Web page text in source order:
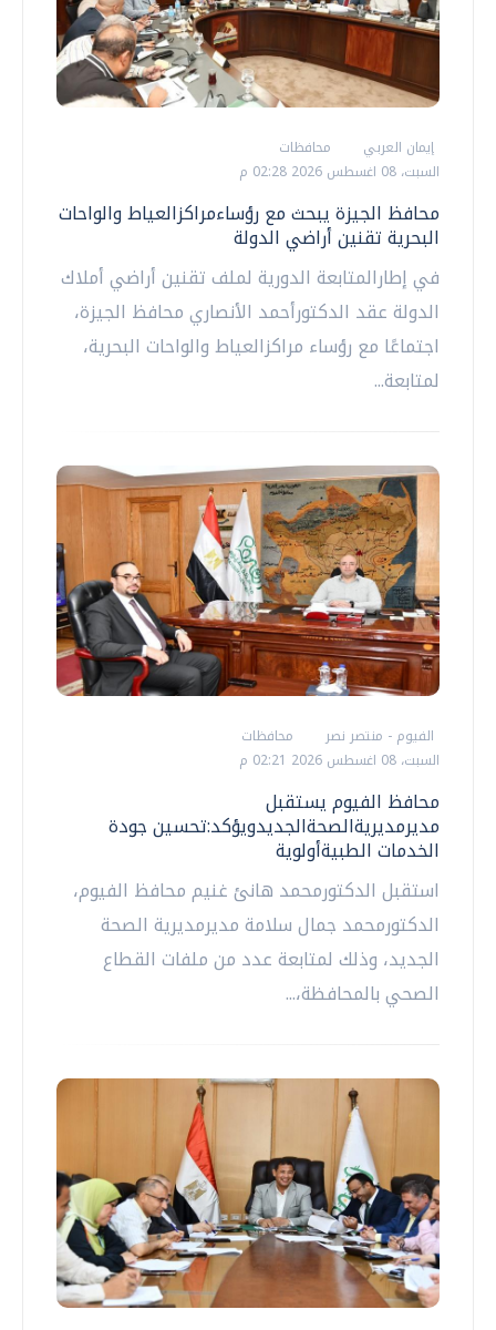
إيمان العربي
محافظات
السبت، 08 اغسطس 2026 02:28 م
محافظ الجيزة يبحث مع رؤساءمراكزالعياط والواحات
البحرية تقنين أراضي الدولة
في إطارالمتابعة الدورية لملف تقنين أراضي أملاك
الدولة عقد الدكتورأحمد الأنصاري محافظ الجيزة،
اجتماعًا مع رؤساء مراكزالعياط والواحات البحرية،
لمتابعة...
الفيوم - منتصر نصر
محافظات
السبت، 08 اغسطس 2026 02:21 م
محافظ الفيوم يستقبل
مديرمديريةالصحةالجديدويؤكد:تحسين جودة
الخدمات الطبيةأولوية
استقبل الدكتورمحمد هانئ غنيم محافظ الفيوم،
الدكتورمحمد جمال سلامة مديرمديرية الصحة
الجديد، وذلك لمتابعة عدد من ملفات القطاع
الصحي بالمحافظة،...